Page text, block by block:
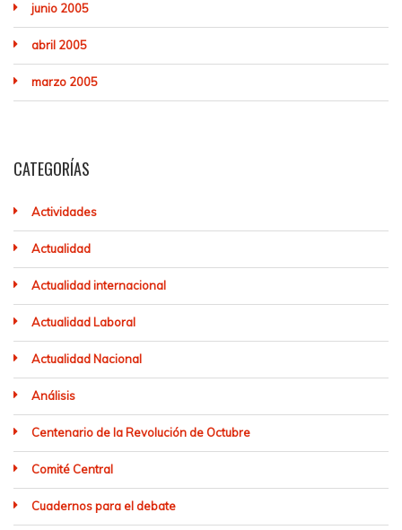
junio 2005
abril 2005
marzo 2005
CATEGORÍAS
Actividades
Actualidad
Actualidad internacional
Actualidad Laboral
Actualidad Nacional
Análisis
Centenario de la Revolución de Octubre
Comité Central
Cuadernos para el debate